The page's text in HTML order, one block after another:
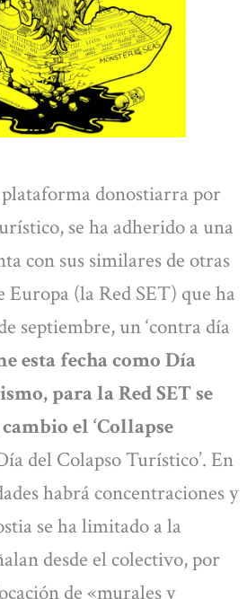
donostiarra por
se ha adherido a una
con sus similares de otras
Europa (la Red SET) que ha
septiembre, un ‘contra día
esta fecha como Día
para la Red SET se
el ‘Collapse
del Colapso Turístico’. En
habrá concentraciones y
se ha limitado a la
desde el colectivo, por
de «murales y